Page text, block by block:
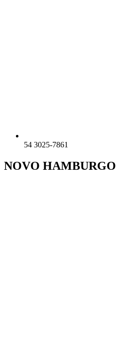
54 3025-7861
NOVO HAMBURGO